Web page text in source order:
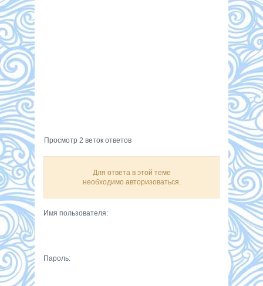
Просмотр 2 веток ответов
Для ответа в этой теме
необходимо авторизоваться.
Имя пользователя:
Пароль: